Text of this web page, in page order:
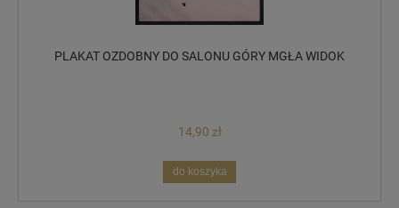
PLAKAT OZDOBNY DO SALONU GÓRY MGŁA WIDOK
14,90 zł
do koszyka